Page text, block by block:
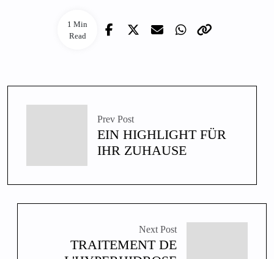
1 Min
Read
Prev Post
EIN HIGHLIGHT FÜR
IHR ZUHAUSE
Next Post
TRAITEMENT DE